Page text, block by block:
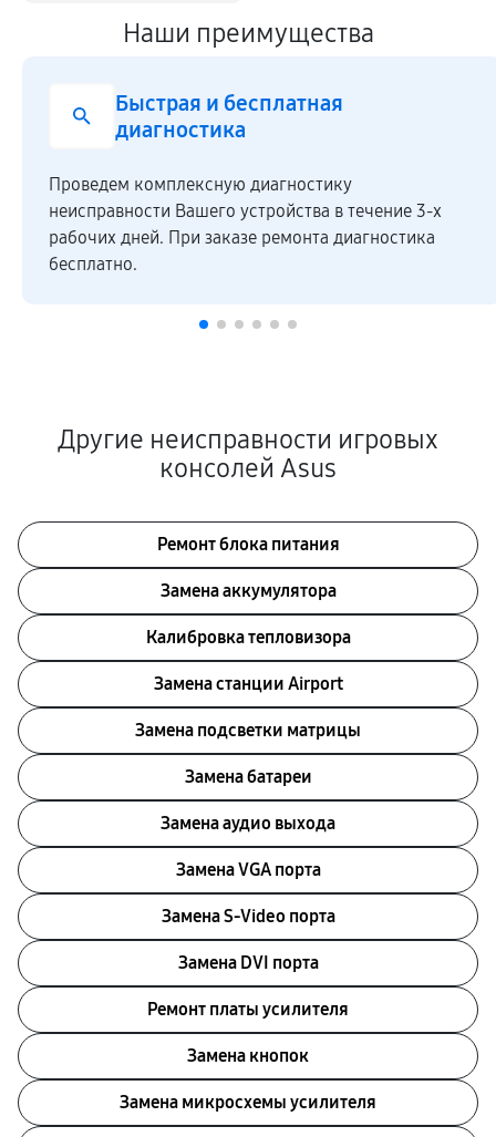
Наши преимущества
Быстрая и бесплатная
диагностика
Проведем комплексную диагностику
неисправности Вашего устройства в течение 3-х
рабочих дней. При заказе ремонта диагностика
бесплатно.
Другие неисправности игровых
консолей Asus
Ремонт блока питания
Замена аккумулятора
Калибровка тепловизора
Замена станции Airport
Замена подсветки матрицы
Замена батареи
Замена аудио выхода
Замена VGA порта
Замена S-Video порта
Замена DVI порта
Ремонт платы усилителя
Замена кнопок
Замена микросхемы усилителя